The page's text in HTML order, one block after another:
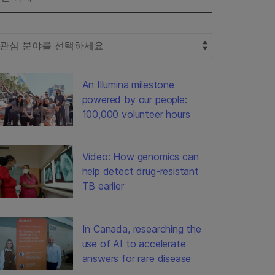
Filter
An Illumina milestone
powered by our people:
100,000 volunteer hours
Video: How genomics can
help detect drug-resistant
TB earlier
In Canada, researching the
use of AI to accelerate
answers for rare disease